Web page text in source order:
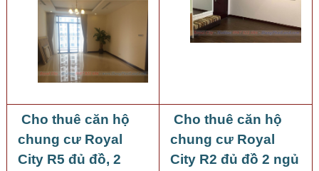
Cho thuê căn hộ
chung cư Royal
City R5 đủ đồ, 2
Cho thuê căn hộ
chung cư Royal
City R2 đủ đồ 2 ngủ